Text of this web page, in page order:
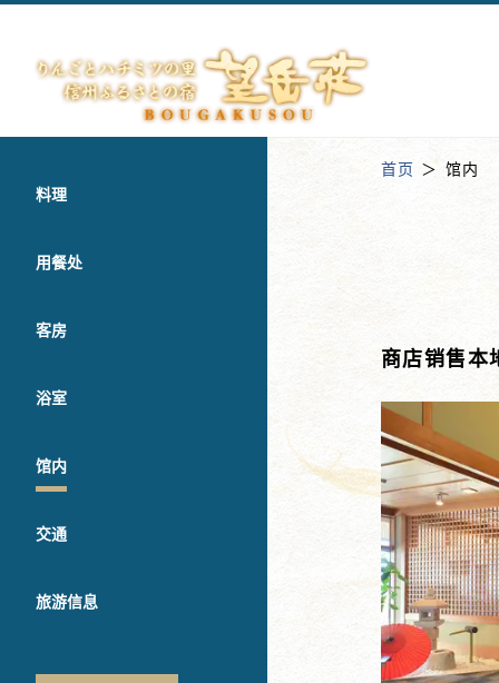
料理
用餐处
客房
浴室
馆内
交通
旅游信息
首页 馆内
商店销售本